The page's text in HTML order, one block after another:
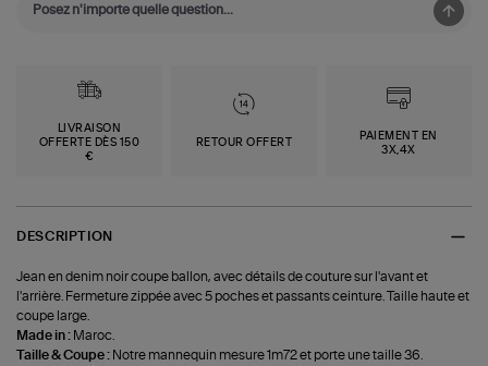
LIVRAISON
OFFERTE DÈS 150
€
RETOUR OFFERT
PAIEMENT EN
3X,4X
DESCRIPTION
Jean en denim noir coupe ballon, avec détails de couture sur l'avant et
l'arrière. Fermeture zippée avec 5 poches et passants ceinture. Taille haute et
coupe large.
Made in : Maroc.
Taille & Coupe : Notre mannequin mesure 1m72 et porte une taille 36.